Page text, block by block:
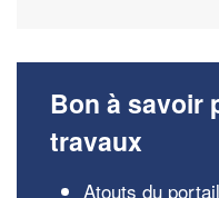
Bon à savoir
travaux
Atouts du